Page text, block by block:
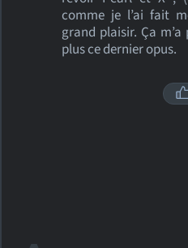
comme je l’ai fait
grand plaisir. Ça
plus ce dernier opus.